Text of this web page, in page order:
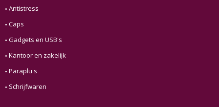
Antistress
Caps
Gadgets en USB's
Kantoor en zakelijk
Paraplu's
Schrijfwaren